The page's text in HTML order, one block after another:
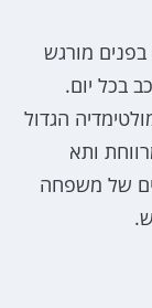
מורגש
בכל יום.
הגדול
ותא
של משפחה